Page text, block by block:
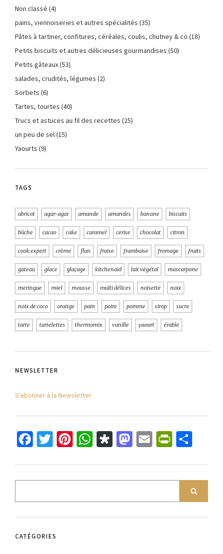
Non classé (4)
pains, viennoiseries et autres spécialités (35)
Pâtes à tartiner, confitures, céréales, coulis, chutney & co (18)
Petits biscuits et autres délicieuses gourmandises (50)
Petits gâteaux(53)
salades, crudités, légumes (2)
Sorbets (6)
Tartes, tourtes (40)
Trucs et astuces au fil des recettes (25)
un peu de sel(15)
Yaourts (9)
TAGS
abricot agar-agar amande amandes banane biscuits
bûche cacao cake caramel cerise chocolat citron
cook expert crème flan fraise framboise fromage fruits
gateau glace glaçage kitchenaid lait végétal mascarpone
meringue miel mousse multi délices noisette noix
noix de coco orange pain poire pomme sirop sucre
tarte tartelettes thermomix vanille yaourt érable
NEWSLETTER
S'abonner à la Newsletter
Facebook
Twitter
Pinterest
WhatsApp
Diaspora
Mastodon
Email
CATÉGORIES